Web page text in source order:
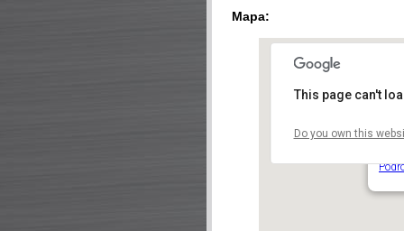
Mapa:
This page can't
Do you own this